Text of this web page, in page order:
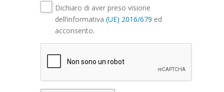
Dichiaro di aver preso visione
dell’informativa (UE) 2016/679 ed
acconsento.